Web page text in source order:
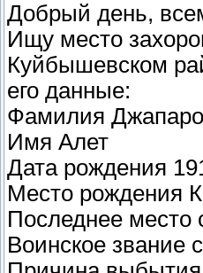
Добрый день,
Ищу место
Куйбышевском
его данные:
Фамилия
Имя Алет
Дата рождения
Место рождения
Последнее место
Воинское звание